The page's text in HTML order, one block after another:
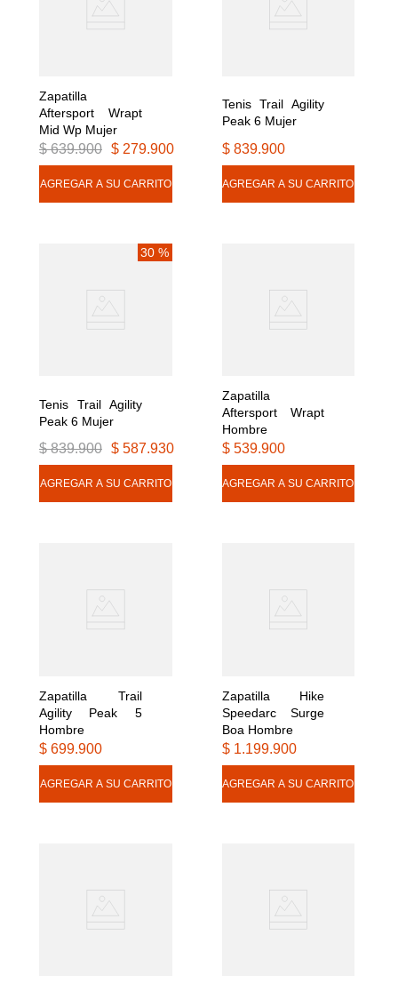
Zapatilla
Aftersport Wrapt
Mid Wp Mujer
$ 639.900 $ 279.900
Tenis Trail Agility
Peak 6 Mujer
$ 839.900
30 %
Tenis Trail Agility
Peak 6 Mujer
$ 839.900 $ 587.930
Zapatilla
Aftersport Wrapt
Hombre
$ 539.900
Zapatilla Trail
Agility Peak 5
Hombre
$ 699.900
Zapatilla Hike
Speedarc Surge
Boa Hombre
$ 1.199.900